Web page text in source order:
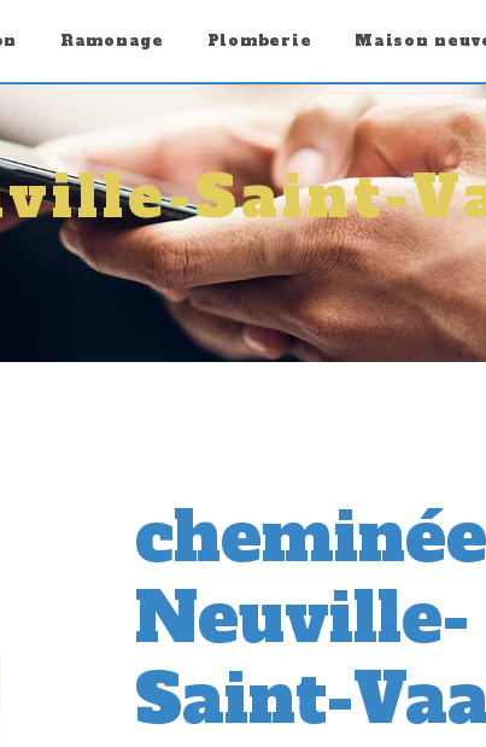
Ramonage Plomberie Maison
Saint-
Neuville-
Saint-